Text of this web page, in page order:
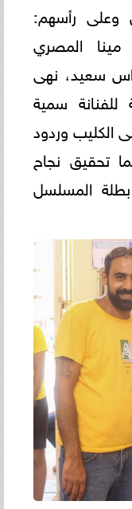
وعلى رأسهم:
مينا المصري
سعيد، نهى
للفنانة سمية
الكليب وردود
تحقيق نجاح
المسلسل